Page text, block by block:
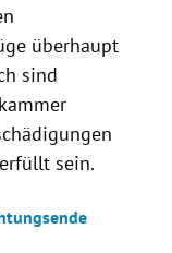
überhaupt
sind
sein.